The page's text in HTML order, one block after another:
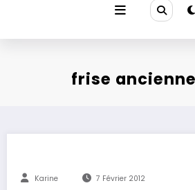
frise
Karine 7 Février 2012